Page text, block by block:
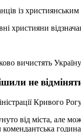
із християнським
християни
вичистять
не
Кривого
від міста, але